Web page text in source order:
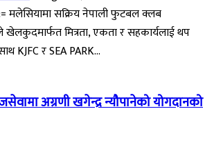
मलेसियामा सक्रिय नेपाली फुटबल क्लब
मित्रता, एकता र सहकार्यलाई थप
KJFC र SEA PARK...
अग्रणी खगेन्द्र न्यौपानेको योगदानको